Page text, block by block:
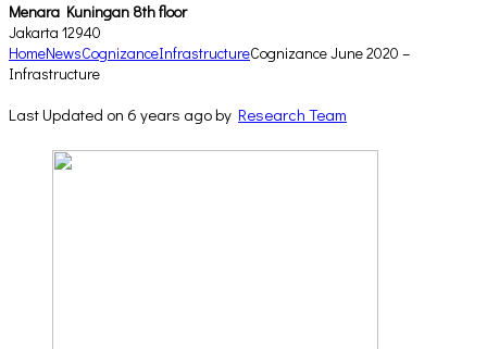
Menara Kuningan 8th floor
Jakarta 12940
HomeNewsCognizanceInfrastructureCognizance June 2020 –
Infrastructure
Last Updated on 6 years ago by Research Team